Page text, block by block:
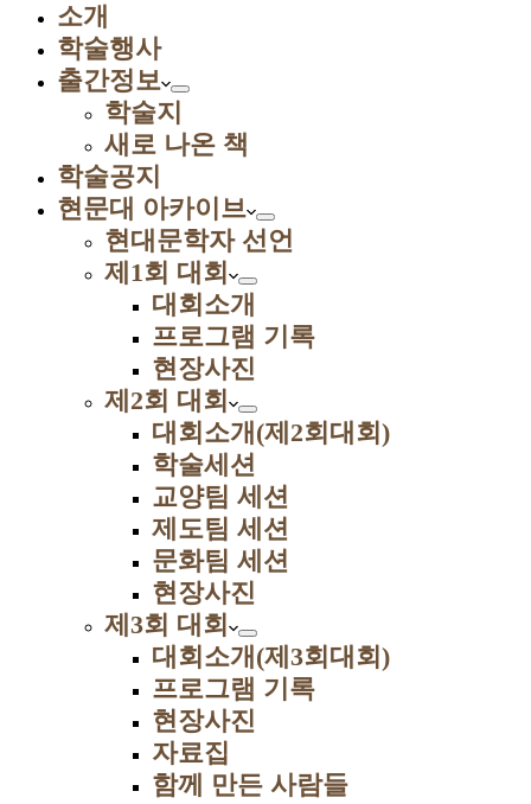
소개
학술행사
출간정보
학술지
새로 나온 책
학술공지
현문대 아카이브
현대문학자 선언
제1회 대회
대회소개
프로그램 기록
현장사진
제2회 대회
대회소개(제2회대회)
학술세션
교양팀 세션
제도팀 세션
문화팀 세션
현장사진
제3회 대회
대회소개(제3회대회)
프로그램 기록
현장사진
자료집
함께 만든 사람들